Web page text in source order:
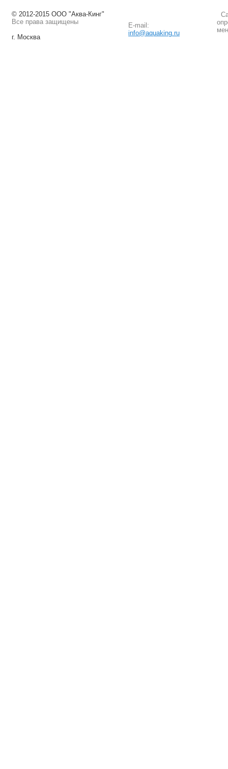
© 2012-2015 ООО "Аква-Кинг"
Все права защищены
г. Москва
E-mail:
info@aquaking.ru